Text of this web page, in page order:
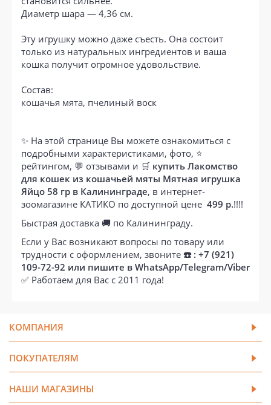
Диаметр шара — 4,36 см.
Эту игрушку можно даже съесть. Она состоит
только из натуральных ингредиентов и ваша
кошка получит огромное удовольствие.
Состав:
кошачья мята, пчелиный воск
✨ На этой странице Вы можете ознакомиться с
подробными характеристиками, фото, ⭐
рейтингом, 💬 отзывами и 🛒 купить Лакомство
для кошек из кошачьей мяты Мятная игрушка
Яйцо 58 гр в Калининграде, в интернет-
зоомагазине КАТИКО по доступной цене 499 р.!!!!
Быстрая доставка 🚚 по Калининграду.
Если у Вас возникают вопросы по товару или
трудности с оформлением, звоните ☎️ : +7 (921)
109-72-92 или пишите в WhatsApp/Telegram/Viber
✅ Работаем для Вас с 2011 года!
КОМПАНИЯ
ПОКУПАТЕЛЯМ
НАШИ МАГАЗИНЫ